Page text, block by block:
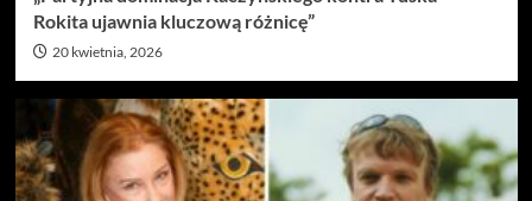
Rokita ujawnia kluczową różnicę”
20 kwietnia, 2026